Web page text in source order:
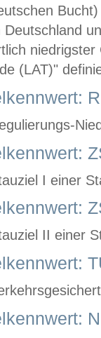
Deutschland
(LAT)"
I einer
II einer